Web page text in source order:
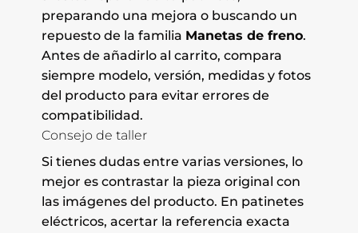
preparando una mejora o buscando un
repuesto de la familia Manetas de freno.
Antes de añadirlo al carrito, compara
siempre modelo, versión, medidas y fotos
del producto para evitar errores de
compatibilidad.
Consejo de taller
Si tienes dudas entre varias versiones, lo
mejor es contrastar la pieza original con
las imágenes del producto. En patinetes
eléctricos, acertar la referencia exacta